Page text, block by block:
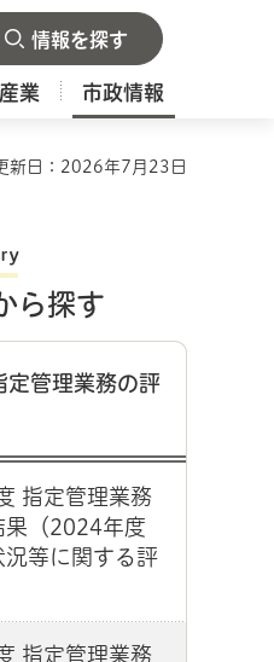
情報を探す
業 市政情報
新日：2026年7月23日
ら探す
定管理業務の評
指定管理業務
果（2024年度
況等に関する評
指定管理業務